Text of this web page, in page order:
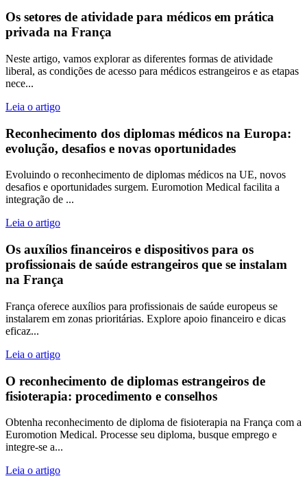
Os setores de atividade para médicos em prática
privada na França
Neste artigo, vamos explorar as diferentes formas de atividade
liberal, as condições de acesso para médicos estrangeiros e as etapas
nece...
Leia o artigo
Reconhecimento dos diplomas médicos na Europa:
evolução, desafios e novas oportunidades
Evoluindo o reconhecimento de diplomas médicos na UE, novos
desafios e oportunidades surgem. Euromotion Medical facilita a
integração de ...
Leia o artigo
Os auxílios financeiros e dispositivos para os
profissionais de saúde estrangeiros que se instalam
na França
França oferece auxílios para profissionais de saúde europeus se
instalarem em zonas prioritárias. Explore apoio financeiro e dicas
eficaz...
Leia o artigo
O reconhecimento de diplomas estrangeiros de
fisioterapia: procedimento e conselhos
Obtenha reconhecimento de diploma de fisioterapia na França com a
Euromotion Medical. Processe seu diploma, busque emprego e
integre-se a...
Leia o artigo